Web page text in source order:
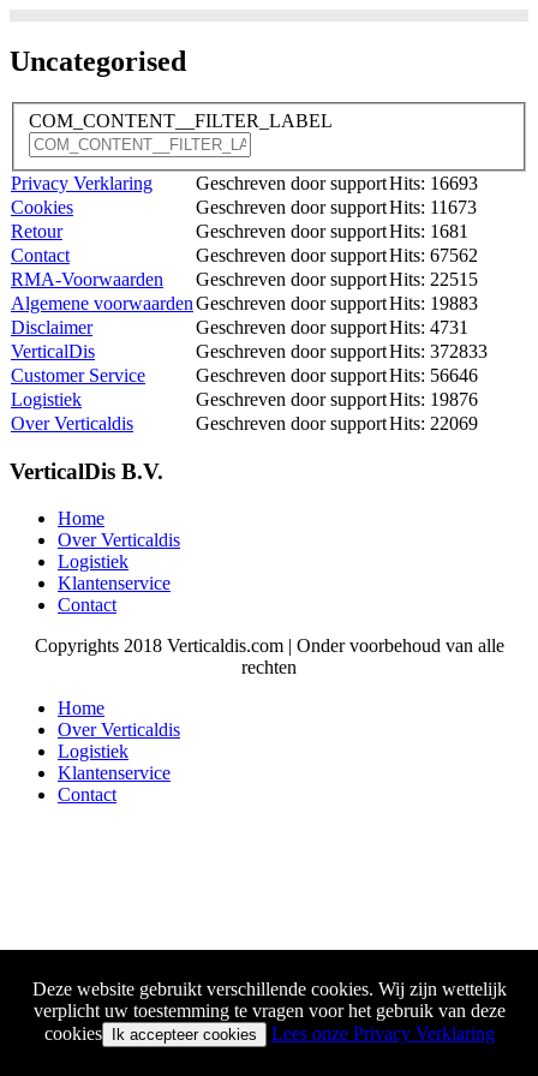
Uncategorised
COM_CONTENT__FILTER_LABEL
Privacy Verklaring Geschreven door supportHits: 16693
Cookies
Geschreven door supportHits: 11673
Retour
Geschreven door supportHits: 1681
Contact
Geschreven door supportHits: 67562
RMA-Voorwaarden
Geschreven door supportHits: 22515
Algemene voorwaardenGeschreven door supportHits: 19883
Disclaimer
Geschreven door supportHits: 4731
VerticalDis
Geschreven door supportHits: 372833
Customer Service
Geschreven door supportHits: 56646
Logistiek
Geschreven door supportHits: 19876
Over Verticaldis
Geschreven door supportHits: 22069
VerticalDis B.V.
Home
Over Verticaldis
Logistiek
Klantenservice
Contact
Copyrights 2018 Verticaldis.com | Onder voorbehoud van alle
rechten
Home
Over Verticaldis
Logistiek
Klantenservice
Contact
Deze website gebruikt verschillende cookies. Wij zijn wettelijk
verplicht uw toestemming te vragen voor het gebruik van deze
cookies
Ik accepteer cookies Lees onze Privacy Verklaring